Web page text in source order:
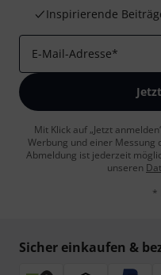
Inspirierende
E-Mail-Adresse*
Mit Klick auf „Jetzt
Werbung und einer Messung
Abmeldung ist jederzeit
unseren
*
Sicher einkaufen &